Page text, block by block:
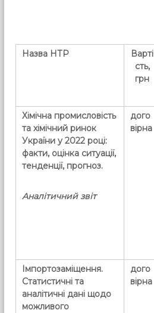
Назва НТР
Варті
сть,
грн
Хімічна промисловість
та хімічний ринок
України у 2022 році:
факти, оцінка ситуації,
тенденції, прогноз.
Аналітичний звіт
дого
вірна
Імпортозаміщення.
Статистичні та
аналітичні дані щодо
можливого
дого
вірна